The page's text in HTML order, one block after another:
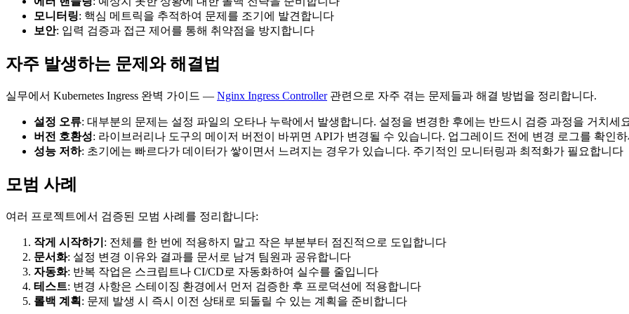
모니터링: 핵심 메트릭을 추적하여 문제를 조기에 발견합니다
보안: 입력 검증과 접근 제어를 통해 취약점을 방지합니다
자주 발생하는 문제와 해결법
실무에서 Kubernetes Ingress 완벽 가이드 — Nginx Ingress Controller관련으로 자주 겪는 문제들과 해결 방법을 정리합니다.
설정 오류: 대부분의 문제는 설정 파일의 오타나 누락에서 발생합니다. 설정을 변경한 후에는 반드시 검증 과정을 거치세
버전 호환성: 라이브러리나 도구의 메이저 버전이 바뀌면 API가 변경될 수 있습니다. 업그레이드 전에 변경 로그를 확인하
성능 저하: 초기에는 빠르다가 데이터가 쌓이면서 느려지는 경우가 있습니다. 주기적인 모니터링과 최적화가 필요합니다
모범 사례
여러 프로젝트에서 검증된 모범 사례를 정리합니다:
작게 시작하기 : 전체를 한 번에 적용하지 말고 작은 부분부터 점진적으로 도입합니다
문서화: 설정 변경 이유와 결과를 문서로 남겨 팀원과 공유합니다
자동화: 반복 작업은 스크립트나 CI/CD로 자동화하여 실수를 줄입니다
테스트: 변경 사항은 스테이징 환경에서 먼저 검증한 후 프로덕션에 적용합니다
롤백 계획 : 문제 발생 시 즉시 이전 상태로 되돌릴 수 있는 계획을 준비합니다